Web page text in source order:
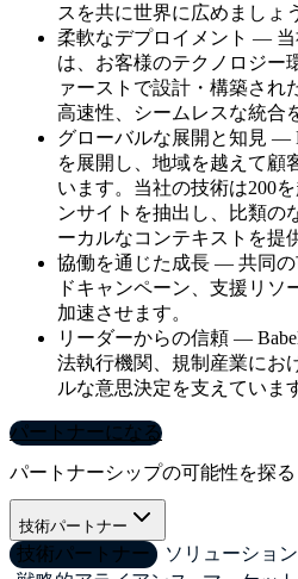
スを共に世界に広めましょ
柔軟なデプロイメント —
は、お客様のテクノロジー
ァーストで設計・構築され
高速性、シームレスな統合
グローバルな展開と知見 —
を展開し、地域を越えて顧
います。当社の技術は200
ンサイトを抽出し、比類の
ーカルなコンテキストを提
協働を通じた成長 — 共同
ドキャンペーン、支援リソ
加速させます。
リーダーからの信頼 —
法執行機関、規制産業にお
ルな意思決定を支えていま
パートナーになる
パートナーシップの可能性を探る
技術パートナー
技術パートナー
ソリューショ